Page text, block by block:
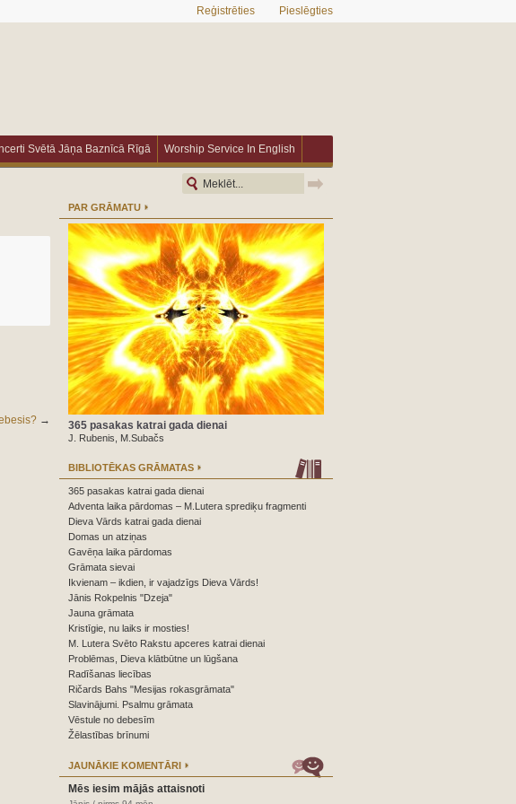
Reģistrēties Pieslēgties
Svētā Jāņa Baznīcā Rīgā Worship Service In English
→
PAR GRĀMATU
365 pasakas katrai gada dienai
J. Rubenis, M.Subačs
BIBLIOTĒKAS GRĀMATAS
365 pasakas katrai gada dienai
Adventa laika pārdomas – M.Lutera sprediķu fragmenti
Dieva Vārds katrai gada dienai
Domas un atziņas
Gavēņa laika pārdomas
Grāmata sievai
Ikvienam – ikdien, ir vajadzīgs Dieva Vārds!
Jānis Rokpelnis "Dzeja"
Jauna grāmata
Kristīgie, nu laiks ir mosties!
M. Lutera Svēto Rakstu apceres katrai dienai
Problēmas, Dieva klātbūtne un lūgšana
Radīšanas liecības
Ričards Bahs "Mesijas rokasgrāmata"
Slavinājumi. Psalmu grāmata
Vēstule no debesīm
Žēlastības brīnumi
JAUNĀKIE KOMENTĀRI
Mēs iesim mājās attaisnoti